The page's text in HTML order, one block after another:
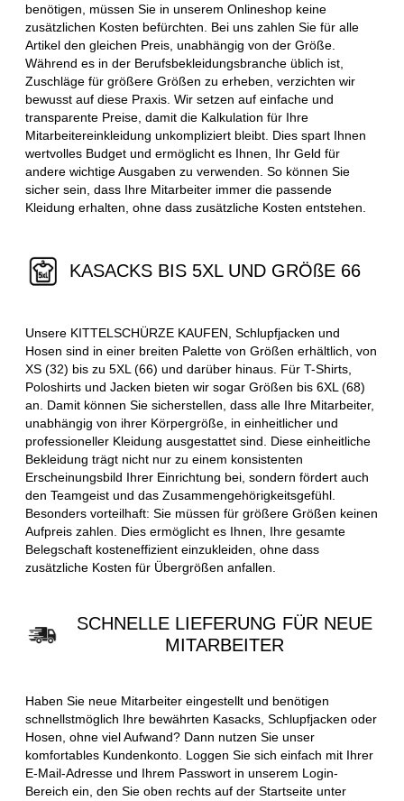
benötigen, müssen Sie in unserem Onlineshop keine
zusätzlichen Kosten befürchten. Bei uns zahlen Sie für alle
Artikel den gleichen Preis, unabhängig von der Größe.
Während es in der Berufsbekleidungsbranche üblich ist,
Zuschläge für größere Größen zu erheben, verzichten wir
bewusst auf diese Praxis. Wir setzen auf einfache und
transparente Preise, damit die Kalkulation für Ihre
Mitarbeitereinkleidung unkompliziert bleibt. Dies spart Ihnen
wertvolles Budget und ermöglicht es Ihnen, Ihr Geld für
andere wichtige Ausgaben zu verwenden. So können Sie
sicher sein, dass Ihre Mitarbeiter immer die passende
Kleidung erhalten, ohne dass zusätzliche Kosten entstehen.
KASACKS BIS 5XL UND GRÖßE 66
Unsere KITTELSCHÜRZE KAUFEN, Schlupfjacken und
Hosen sind in einer breiten Palette von Größen erhältlich, von
XS (32) bis zu 5XL (66) und darüber hinaus. Für T-Shirts,
Poloshirts und Jacken bieten wir sogar Größen bis 6XL (68)
an. Damit können Sie sicherstellen, dass alle Ihre Mitarbeiter,
unabhängig von ihrer Körpergröße, in einheitlicher und
professioneller Kleidung ausgestattet sind. Diese einheitliche
Bekleidung trägt nicht nur zu einem konsistenten
Erscheinungsbild Ihrer Einrichtung bei, sondern fördert auch
den Teamgeist und das Zusammengehörigkeitsgefühl.
Besonders vorteilhaft: Sie müssen für größere Größen keinen
Aufpreis zahlen. Dies ermöglicht es Ihnen, Ihre gesamte
Belegschaft kosteneffizient einzukleiden, ohne dass
zusätzliche Kosten für Übergrößen anfallen.
SCHNELLE LIEFERUNG FÜR NEUE
MITARBEITER
Haben Sie neue Mitarbeiter eingestellt und benötigen
schnellstmöglich Ihre bewährten Kasacks, Schlupfjacken oder
Hosen, ohne viel Aufwand? Dann nutzen Sie unser
komfortables Kundenkonto. Loggen Sie sich einfach mit Ihrer
E-Mail-Adresse und Ihrem Passwort in unserem Login-
Bereich ein, den Sie oben rechts auf der Startseite unter